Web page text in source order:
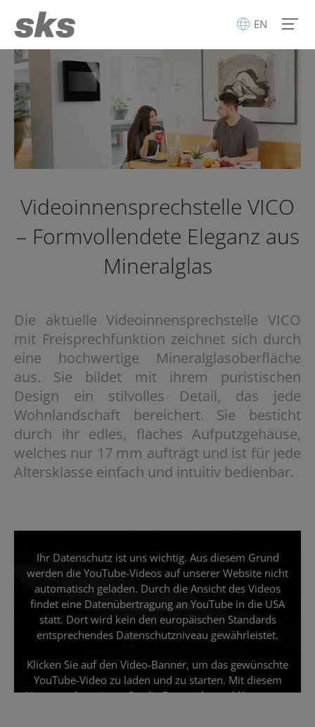
EN
Videoinnensprechstelle VICO
– Formvollendete Eleganz aus
Mineralglas
Die aktuelle Videoinnensprechstelle VICO
mit Freisprechfunktion zeichnet sich durch
eine hochwertige Mineralglasoberfläche
aus. Sie bildet mit ihrem puristischen
Design ein stilvolles Detail, das jede
Wohnlandschaft bereichert. Sie besticht
durch ihr edles, flaches Aufputzgehäuse,
welches nur 17 mm aufträgt und ist für jede
Altersklasse einfach und intuitiv bedienbar.
Ihr Datenschutz ist uns wichtig. Aus diesem Grund
werden die YouTube-Videos auf unserer Website nicht
automatisch geladen. Durch die Ansicht des Videos
findet eine Datenübertragung an YouTube in die USA
statt. Dort wird kein den europäischen Standards
entsprechendes Datenschutzniveau gewährleistet.
Klicken Sie auf den Video-Banner, um das gewünschte
YouTube-Video zu laden und zu starten. Mit diesem
Vorgang akzeptieren Sie die Datenschutzerklärung von